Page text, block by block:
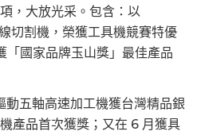
，大放光采。包含：以
切割機，榮獲工具機競賽特優
「國家品牌玉山獎」最佳產品
五軸高速加工機獲台灣精品銀
產品首次獲獎；又在 6 月獲具